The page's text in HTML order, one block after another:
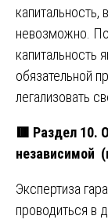
капитальность,
невозможно.
капитальность
обязательной
легализовать
🟥 Раздел 10.
независимой
Экспертиза
проводиться в